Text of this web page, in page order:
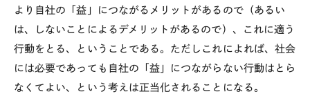
より自社の「益」につながるメリットがあるので（あるい
は、しないことによるデメリットがあるので）、これに適う
行動をとる、ということである。ただしこれによれば、社会
には必要であっても自社の「益」につながらない行動はとら
なくてよい、という考えは正当化されることになる。